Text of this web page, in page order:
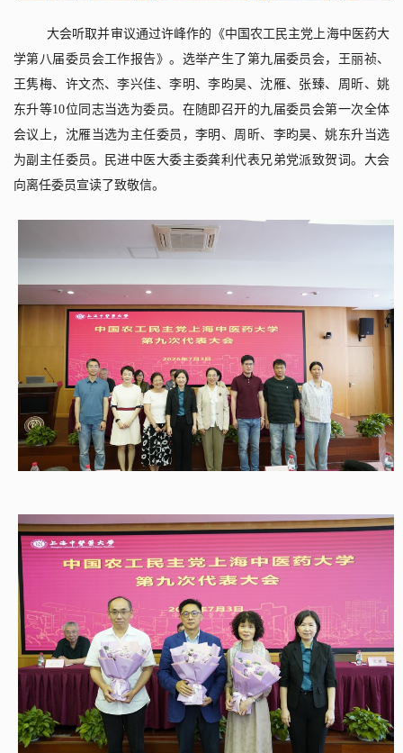
大会听取并审议通过许峰作的《中国农工民主党上海中医药大
学第 八 届委员会工作报告》。选举产生了第九 届委员会， 王丽祯、
王隽梅、许文杰、李兴佳、李明、李昀昊、沈雁、张臻、周昕、姚
东升等10位同志当选为委员。在随即召开的九 届委员会第一次全体
会议上， 沈雁当选为主任委员，李明、周昕、李昀昊、姚东升当选
为副主任委员。民进中医大委主委龚利代表兄弟党派致贺词。大会
向离任委员宣读了致敬信。